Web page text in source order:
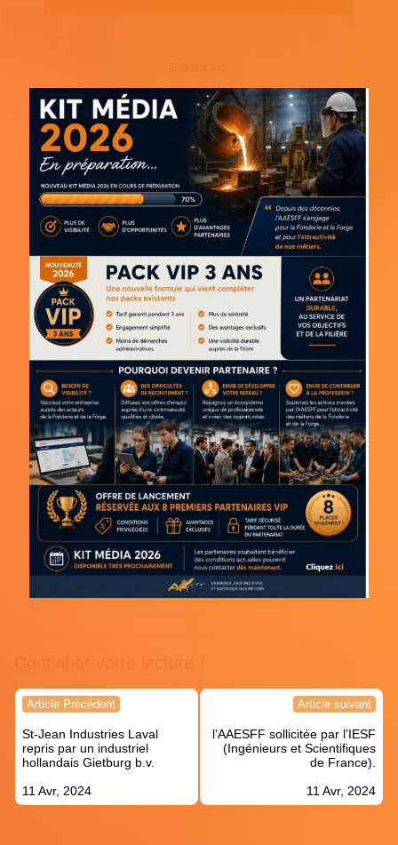
Navigation
l’article
Article Précédent
St-Jean Industries Laval
repris par un industriel
hollandais Gietburg b.v.
11 Avr, 2024
Article suivant
l’AAESFF sollicitée par l’IESF
(Ingénieurs et Scientifiques
de France).
11 Avr, 2024